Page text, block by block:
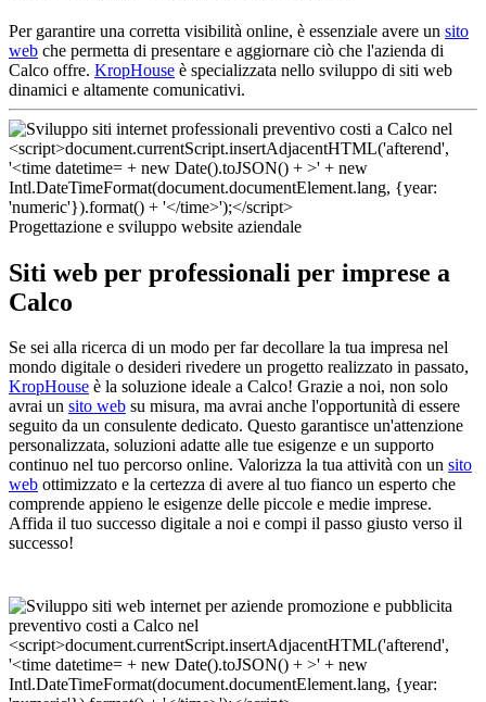
Per garantire una corretta visibilità online, è essenziale avere un sito
web che permetta di presentare e aggiornare ciò che l'azienda di
Calco offre. KropHouse è specializzata nello sviluppo di siti web
dinamici e altamente comunicativi.
Progettazione e sviluppo website aziendale
Siti web per professionali per imprese a
Calco
Se sei alla ricerca di un modo per far decollare la tua impresa nel
mondo digitale o desideri rivedere un progetto realizzato in passato,
KropHouse è la soluzione ideale a Calco! Grazie a noi, non solo
avrai un sito web su misura, ma avrai anche l'opportunità di essere
seguito da un consulente dedicato. Questo garantisce un'attenzione
personalizzata, soluzioni adatte alle tue esigenze e un supporto
continuo nel tuo percorso online. Valorizza la tua attività con un sito
web ottimizzato e la certezza di avere al tuo fianco un esperto che
comprende appieno le esigenze delle piccole e medie imprese.
Affida il tuo successo digitale a noi e compi il passo giusto verso il
successo!